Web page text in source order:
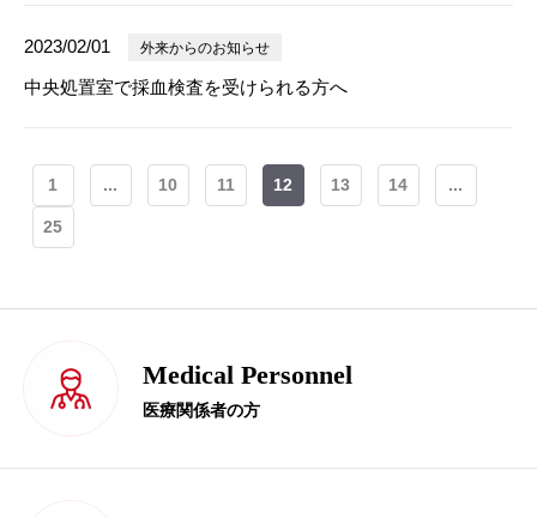
2023/02/01 外来からのお知らせ
中央処置室で採血検査を受けられる方へ
1 ... 10 11 12 13 14 ...
25
Medical Personnel
医療関係者の方